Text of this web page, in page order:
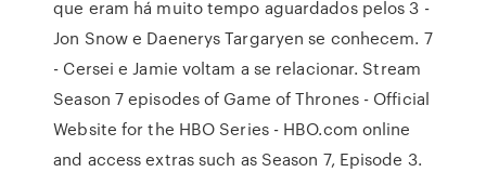
que eram há muito tempo aguardados pelos 3 -
Jon Snow e Daenerys Targaryen se conhecem. 7
- Cersei e Jamie voltam a se relacionar. Stream
Season 7 episodes of Game of Thrones - Official
Website for the HBO Series - HBO.com online
and access extras such as Season 7, Episode 3.